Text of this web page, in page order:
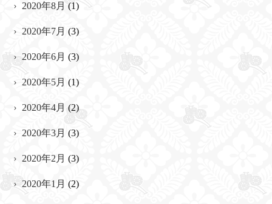
2020年8月 (1)
2020年7月 (3)
2020年6月 (3)
2020年5月 (1)
2020年4月 (2)
2020年3月 (3)
2020年2月 (3)
2020年1月 (2)